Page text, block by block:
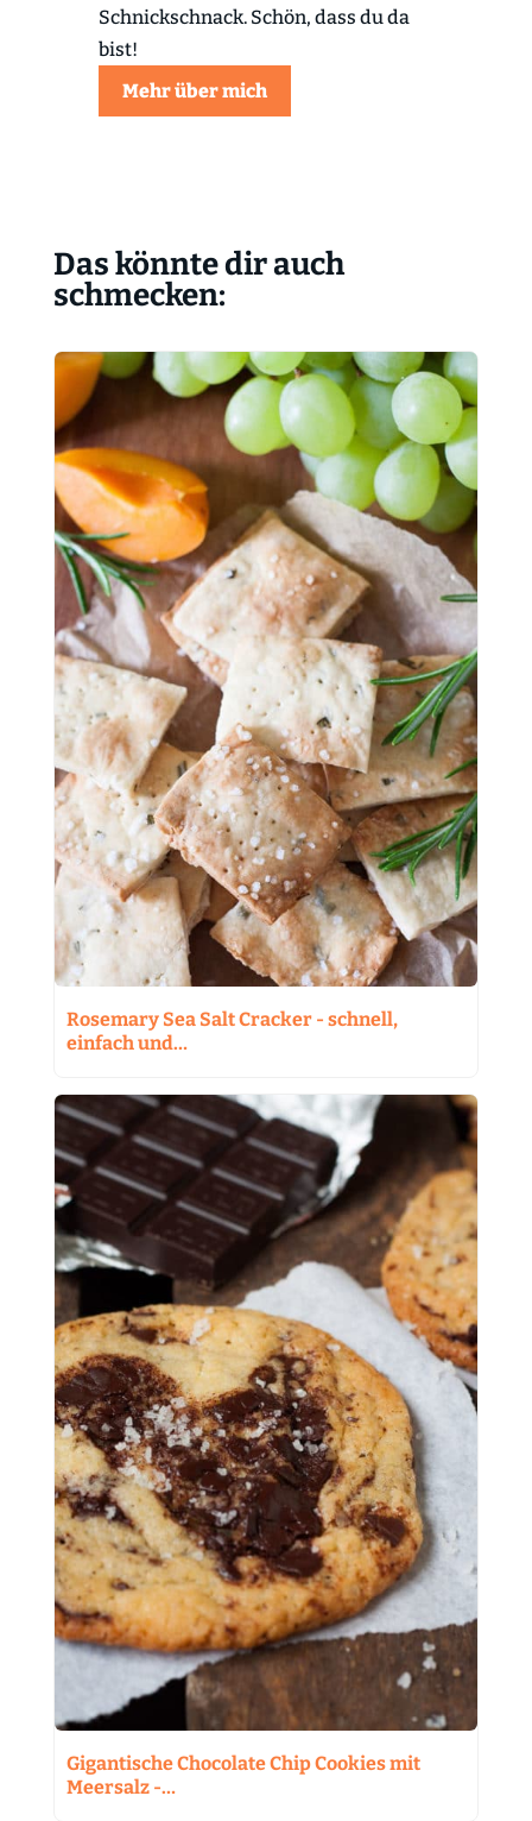
Schnickschnack. Schön, dass du da
bist!
Mehr über mich
Das könnte dir auch
schmecken:
Rosemary Sea Salt Cracker - schnell,
einfach und…
Gigantische Chocolate Chip Cookies mit
Meersalz -…